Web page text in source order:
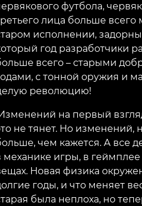
футбола,
лица больше
исполнении,
год разработчики
всего – старыми
с тонной оружия и
революцию!
Изменений на первый
не тянет. Но изменений,
чем кажется. А все
механике игры, в
Новая физика
годы, и что меняет
была неплоха, но